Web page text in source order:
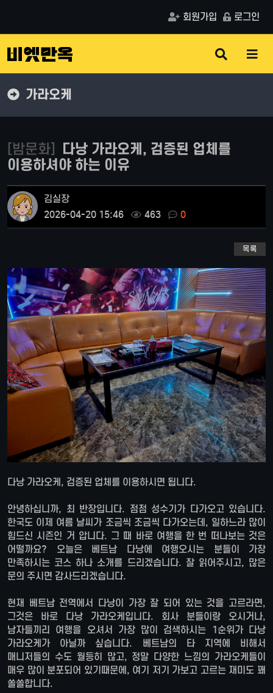
회원가입 로그인
검
색
버
메
버
가라오케
[밤문화] 다낭 가라오케, 검증된 업체를
이용하셔야 하는 이유
김실장
2026-04-20 15:46
463 0
목록
다낭 가라오케, 검증된 업체를 이용하시면 됩니다.
안녕하십니까, 최 반장입니다. 점점 성수기가 다가오고 있습니다.
한국도 이제 여름 날씨가 조금씩 조금씩 다가오는데, 일하느라 많이
힘드신 시즌인 거 압니다. 그 때 바로 여행을 한 번 떠나보는 것은
어떨까요? 오늘은 베트남 다낭에 여행오시는 분들이 가장
만족하시는 코스 하나 소개를 드리겠습니다. 잘 읽어주시고, 많은
문의 주시면 감사드리겠습니다.
현재 베트남 전역에서 다낭이 가장 잘 되어 있는 것을 고르라면,
그것은 바로 다낭 가라오케입니다. 회사 분들이랑 오시거나,
남자들끼리 여행을 오셔서 가장 많이 검색하시는 1순위가 다낭
가라오케가 아닐까 싶습니다. 베트남의 타 지역에 비해서
매니저들의 수도 월등히 많고, 정말 다양한 느낌의 가라오케들이
매우 많이 분포되어 있기때문에, 여기 저기 가보고 고르는 재미도 꽤
쏠쏠합니다.